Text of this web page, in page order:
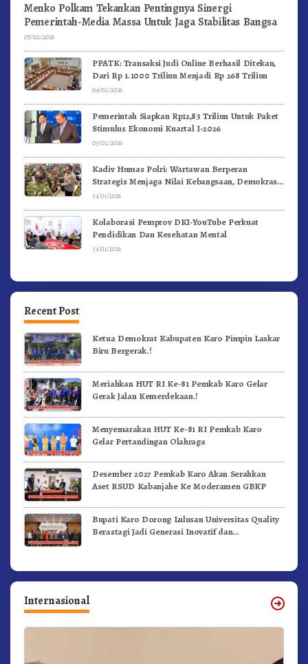
Menko Polkam Tekankan Pentingnya Sinergi
Pemerintah-Media Massa Untuk Jaga Stabilitas Bangsa
05/02/2026
PPATK: Transaksi Judi Online Berhasil Ditekan,
Dari Rp 1.1000 Triliun Menjadi Rp 268 Triliun
04/02/2026
Pemerintah Siapkan Rp12,83 Triliun Untuk Paket
Stimulus Ekonomi Kuartal I-2026
03/02/2026
Kadiv Humas Polri: Wartawan Berperan
Strategis Menjaga Nilai Kebangsaan, Demokrasi,
dan NKRI
31/01/2026
Kolaborasi Pemprov DKI-YouTube Perkuat
Pendidikan Dan Kesehatan Mental
31/01/2026
Recent Post
Ketua Demokrat Kabupaten Karo Pimpin Laskar
Biru Bergerak.!
Meriahkan HUT RI Ke-81 Pemkab Karo Gelar
Gerak Jalan Kemerdekaan.!
Menyemarakan HUT Ke-81 RI Pemkab Karo
Gelar Pertandingan Olahraga
Desember 2027 Pemkab Karo Akan Serahkan
Aset RSUD Kabanjahe Ke Moderamen GBKP
Bupati Karo Dorong Lulusan Universitas Quality
Berastagi Jadi Generasi Inovatif dan
Internasional